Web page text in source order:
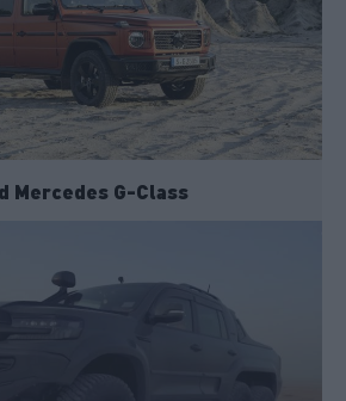
Mercedes G-Class